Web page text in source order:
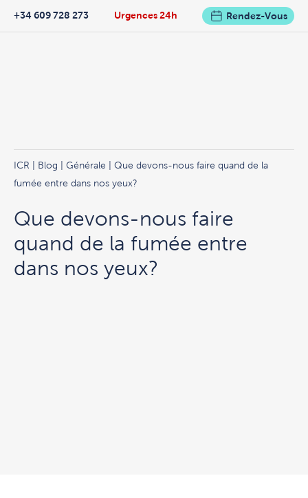
Urgences 24h
+34 609 728 273 Rendez-Vous
ICR Blog Générale | Que devons-nous faire quand de la
fumée entre dans nos yeux?
Que devons-nous faire
quand de la fumée entre
dans nos yeux?